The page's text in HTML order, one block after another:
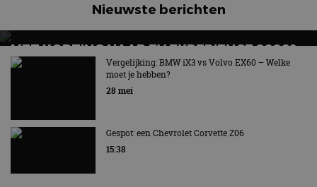
Nieuwste berichten
MET KORTING NAAR EV EXPERIENCE 2026?
AUTORAI REGELT HET!
EV Experience 2026 van 24 tot 26 september
Vergelijking: BMW iX3 vs Volvo EX60 – Welke
moet je hebben?
28 mei
Gespot: een Chevrolet Corvette Z06
15:38